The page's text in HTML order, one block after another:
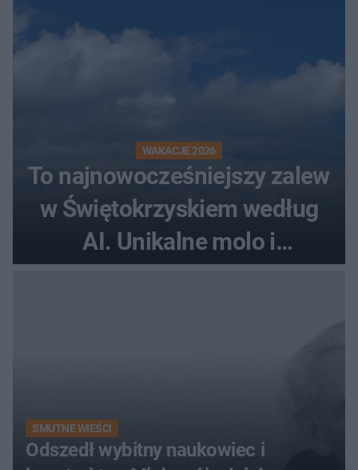
WAKACJE 2026
To najnowocześniejszy zalew
w Świętokrzyskiem według
AI. Unikalne molo i
SMUTNE WIEŚCI
Odszedł wybitny naukowiec i